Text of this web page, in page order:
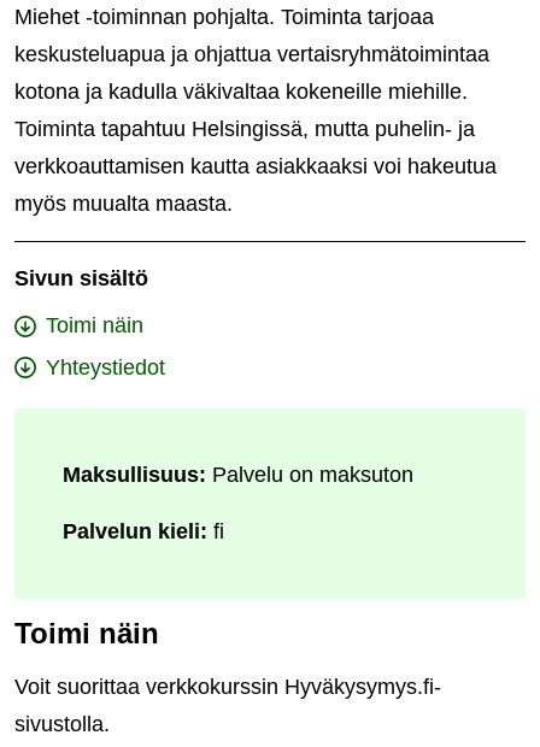
Miehet -toiminnan pohjalta. Toiminta tarjoaa
keskusteluapua ja ohjattua vertaisryhmätoimintaa
kotona ja kadulla väkivaltaa kokeneille miehille.
Toiminta tapahtuu Helsingissä, mutta puhelin- ja
verkkoauttamisen kautta asiakkaaksi voi hakeutua
myös muualta maasta.
Sivun sisältö
Toimi näin
Yhteystiedot
Maksullisuus: Palvelu on maksuton
Palvelun kieli: fi
Toimi näin
Voit suorittaa verkkokurssin Hyväkysymys.fi-
sivustolla.